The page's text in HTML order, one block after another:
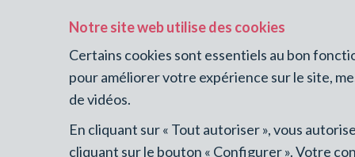
Notre site web utilise des cookies
Certains cookies sont essentiels au bon
pour améliorer votre expérience sur le site,
de vidéos.
En cliquant sur « Tout autoriser », vous
cliquant sur le bouton « Configurer ». Votre
Avenue Louise 231
1050 Ixelles
BE 1021.510.166